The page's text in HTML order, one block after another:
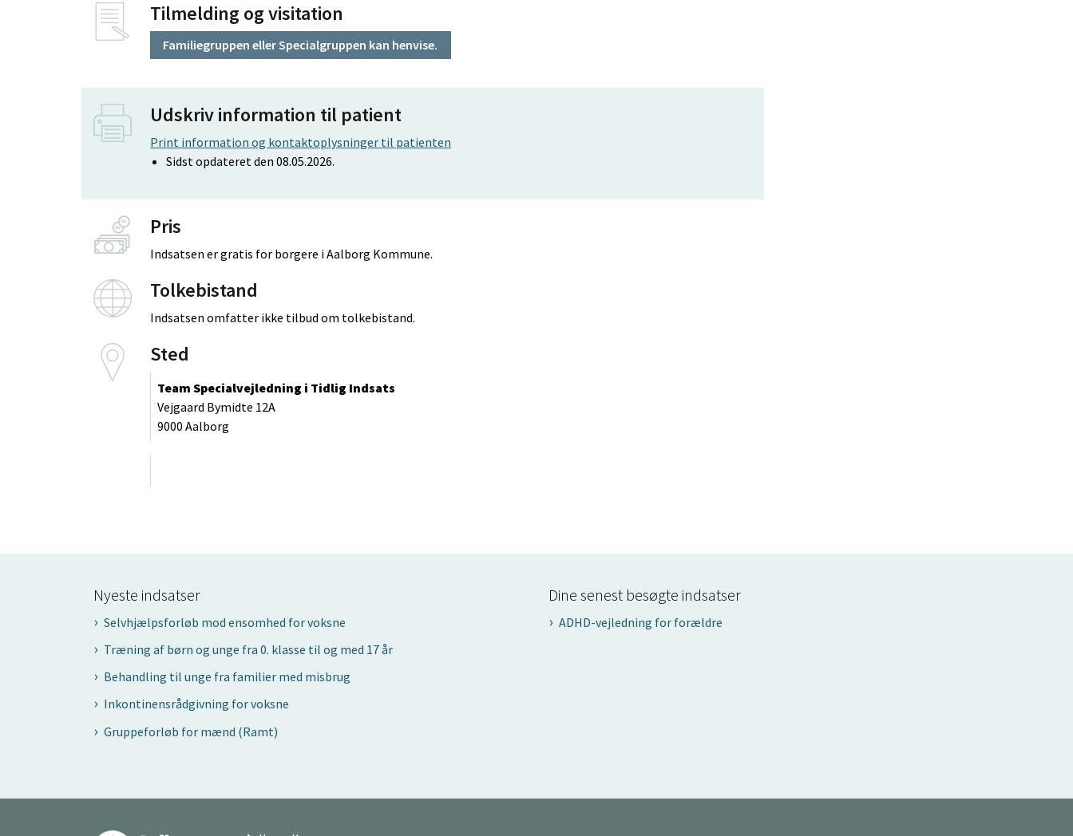
Tilmelding og visitation
Familiegruppen eller Specialgruppen kan henvise.
Udskriv information til patient
Print information og kontaktoplysninger til patienten
Sidst opdateret den 08.05.2026.
Pris
Indsatsen er gratis for borgere i Aalborg Kommune.
Tolkebistand
Indsatsen omfatter ikke tilbud om tolkebistand.
Sted
Team Specialvejledning i Tidlig Indsats
Vejgaard Bymidte 12A
9000 Aalborg
Nyeste indsatser
Selvhjælpsforløb mod ensomhed for voksne
Træning af børn og unge fra 0. klasse til og med 17 år
Behandling til unge fra familier med misbrug
Inkontinensrådgivning for voksne
Gruppeforløb for mænd (Ramt)
Dine senest besøgte indsatser
ADHD-vejledning for forældre